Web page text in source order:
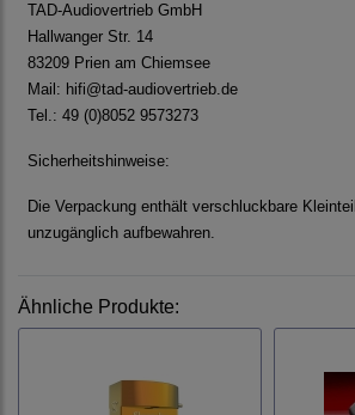
TAD-Audiovertrieb GmbH
Hallwanger Str. 14
83209 Prien am Chiemsee
Mail: hifi@tad-audiovertrieb.de
Tel.: 49 (0)8052 9573273
Sicherheitshinweise:
Die Verpackung enthält verschluckbare
unzugänglich aufbewahren.
Ähnliche Produkte: